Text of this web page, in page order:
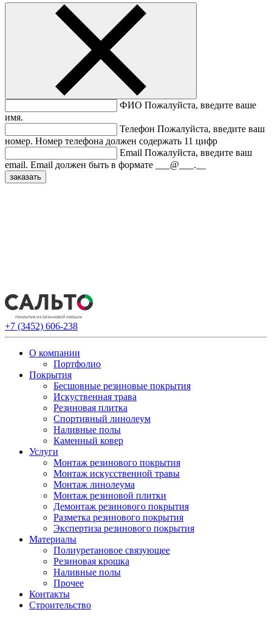
ФИО Пожалуйста, введите ваше
имя.
Телефон Пожалуйста, введите ваш
номер. Номер телефона должен содержать 11 цифр
Email Пожалуйста, введите ваш
email. Email должен быть в формате ___@___.__
+7 (3452) 606-238
О компании
Портфолио
Покрытия
Бесшовные резиновые покрытия
Искуственная трава
Резиновая плитка
Спортивный линолеум
Наливные полы
Каменный ковер
Услуги
Монтаж резинового покрытия
Монтаж искусственной травы
Монтаж линолеума
Монтаж резиновой плитки
Демонтаж резинового покрытия
Разметка резинового покрытия
Экспертиза резинового покрытия
Материалы
Полиуретановое связующее
Резиновая крошка
Наливные полы
Прочее
Контакты
Строительство